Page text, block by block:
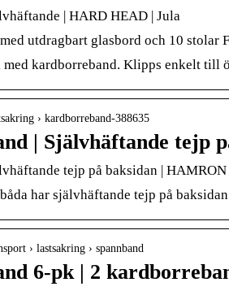
| HARD HEAD | Jula
utdragbart glasbord och 10 stolar
med kardborreband. Klipps enkelt till
› kardborreband-388635
| Självhäftande tejp
tejp på baksidan | HAMRON
har självhäftande tejp på
› lastsakring › spannband
6-pk | 2